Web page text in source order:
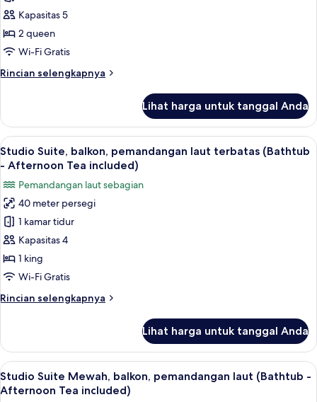
Included)
Kamar
Keluarga
(Executive
Afternoon
Kapasitas 5
2 queen
Wi-Fi Gratis
Rincian selengkapnya
Rincian
Kamar
Keluarga
(Executive
Tea
included)
Lihat harga untuk tanggal Anda
Lihat
semua
untuk
Studio
Suite,
balkon,
pemandangan
laut
(Bathtub
Tea
included)
Studio Suite, balkon,
12
Studio Suite, balkon, pemandangan laut terbatas (Bathtub
- Afternoon Tea included)
Pemandangan laut sebagian
40 meter persegi
1 kamar tidur
Kapasitas 4
1 king
Wi-Fi Gratis
Rincian selengkapnya
Rincian
Studio
Suite,
balkon,
pemandangan
Lihat harga untuk tanggal Anda
Lihat
semua
Seprai premium, bantalan ekstra
10
Studio Suite Mewah, balkon, pemandangan laut (Bathtub -
Afternoon Tea included)